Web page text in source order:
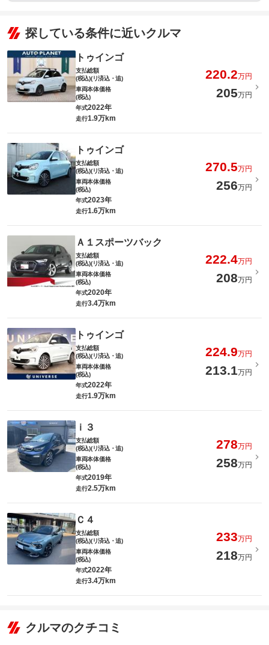
探している条件に近いクルマ
トゥインゴ
支払総額
(税込)(リ済込・追)
220.2万円
車両本体価格
(税込)
205万円
年式2022年
走行1.9万km
トゥインゴ
支払総額
(税込)(リ済込・追)
270.5万円
車両本体価格
(税込)
256万円
年式2023年
走行1.6万km
Ａ１スポーツバック
支払総額
(税込)(リ済込・追)
222.4万円
車両本体価格
(税込)
208万円
年式2020年
走行3.4万km
トゥインゴ
支払総額
(税込)(リ済込・追)
224.9万円
車両本体価格
(税込)
213.1万円
年式2022年
走行1.9万km
ｉ３
支払総額
(税込)(リ済込・追)
278万円
車両本体価格
(税込)
258万円
年式2019年
走行2.5万km
Ｃ４
支払総額
(税込)(リ済込・追)
233万円
車両本体価格
(税込)
218万円
年式2022年
走行3.4万km
クルマのクチコミ